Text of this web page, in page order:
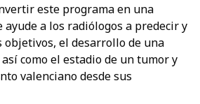
este programa en una
a los radiólogos a predecir y
objetivos, el desarrollo de una
como el estadio de un tumor y
valenciano desde sus